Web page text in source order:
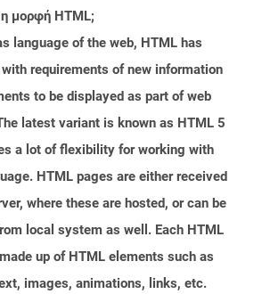
η μορφή HTML;
language of the web, HTML has
requirements of new information
to be displayed as part of web
latest variant is known as HTML 5
a lot of flexibility for working with
HTML pages are either received
where these are hosted, or can be
local system as well. Each HTML
up of HTML elements such as
images, animations, links, etc.